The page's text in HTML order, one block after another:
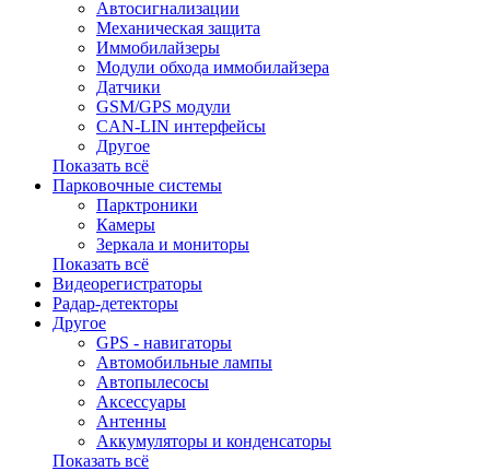
Автосигнализации
Механическая защита
Иммобилайзеры
Модули обхода иммобилайзера
Датчики
GSM/GPS модули
CAN-LIN интерфейсы
Другое
Показать всё
Парковочные системы
Парктроники
Камеры
Зеркала и мониторы
Показать всё
Видеорегистраторы
Радар-детекторы
Другое
GPS - навигаторы
Автомобильные лампы
Автопылесосы
Аксессуары
Антенны
Аккумуляторы и конденсаторы
Показать всё